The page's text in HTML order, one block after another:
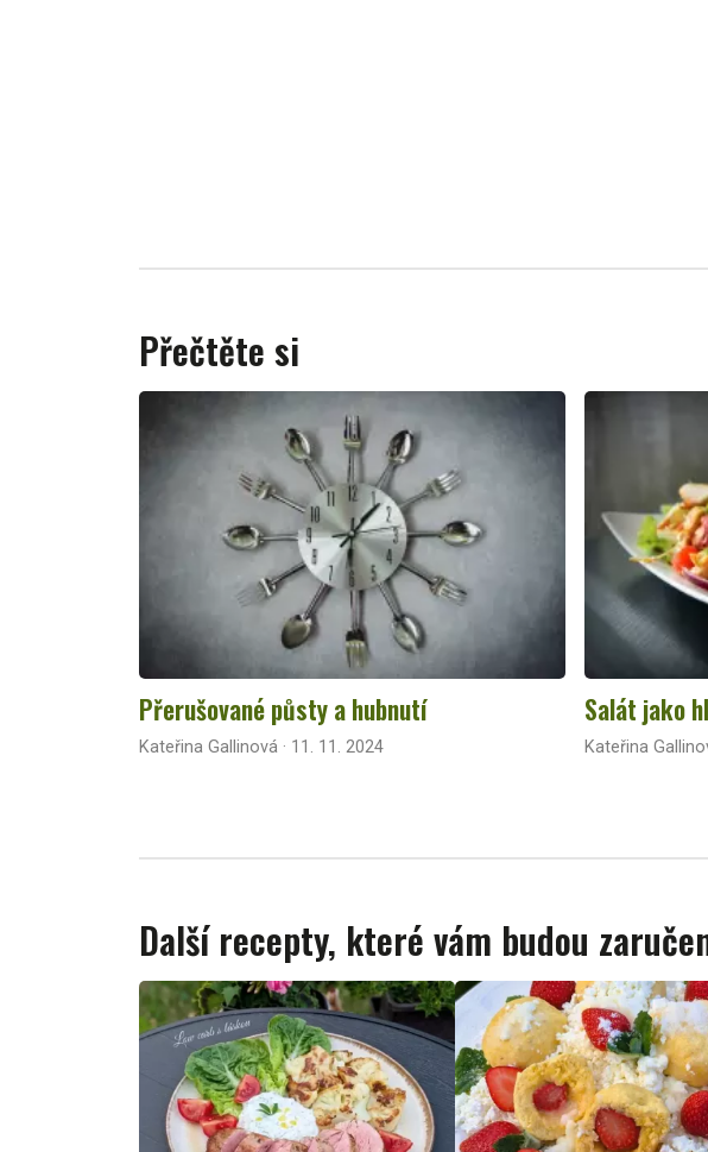
Přečtěte si
Přerušované půsty a hubnutí
Kateřina Gallinová · 11. 11. 2024
Salát jako
Kateřina
Další recepty, které vám budou